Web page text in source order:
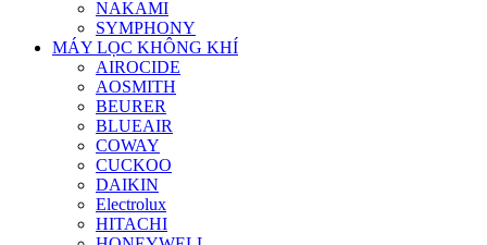
NAKAMI
SYMPHONY
MÁY LỌC KHÔNG KHÍ
AIROCIDE
AOSMITH
BEURER
BLUEAIR
COWAY
CUCKOO
DAIKIN
Electrolux
HITACHI